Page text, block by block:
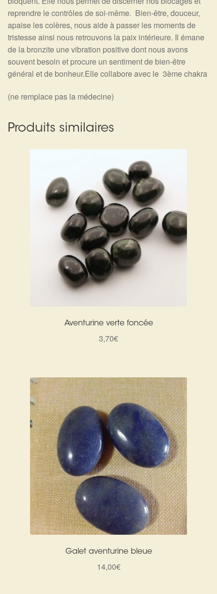
reprendre le contrôles de soi-même. Bien-être, douceur,
apaise les colères, nous aide à passer les moments de
tristesse ainsi nous retrouvons la paix intérieure. Il émane
de la bronzite une vibration positive dont nous avons
souvent besoin et procure un sentiment de bien-être
général et de bonheur.Elle collabore avec le 3ème chakra
(ne remplace pas la médecine)
Produits similaires
Aventurine verte foncée
3,70€
Galet aventurine bleue
14,00€